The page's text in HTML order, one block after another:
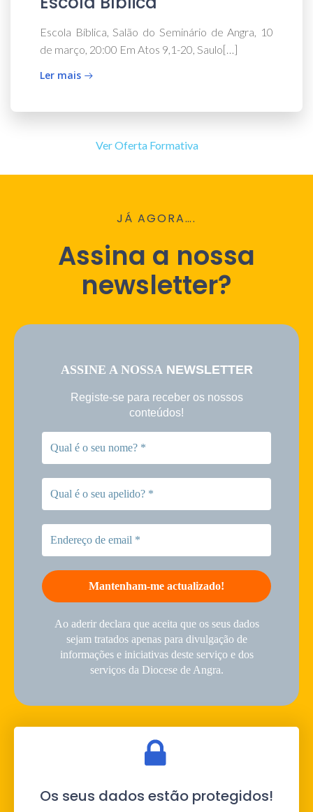
Escola Bíblica, Salão do Seminário de Angra, 10
de março, 20:00 Em Atos 9,1-20, Saulo[…]
Ler mais
Ver Oferta Formativa
JÁ AGORA….
Assina a nossa
newsletter?
ASSINE A NOSSA NEWSLETTER
Registe-se para receber os nossos
conteúdos!
Ao aderir declara que aceita que os seus dados
sejam tratados apenas para divulgação de
informações e iniciativas deste serviço e dos
serviços da Diocese de Angra.
Os seus dados estão protegidos!